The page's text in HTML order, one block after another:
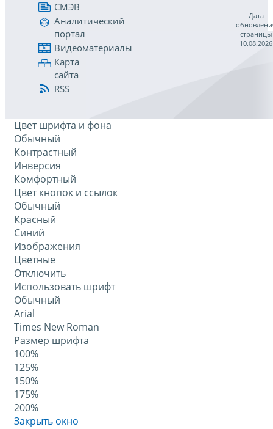
СМЭВ
Аналитический
портал
Видеоматериалы
Карта
сайта
RSS
Дата
страницы
10.08.2026
Цвет шрифта и фона
Обычный
Контрастный
Инверсия
Комфортный
Цвет кнопок и ссылок
Обычный
Красный
Синий
Изображения
Цветные
Отключить
Использовать шрифт
Обычный
Arial
Times New Roman
Размер шрифта
100%
125%
150%
175%
200%
Закрыть окно